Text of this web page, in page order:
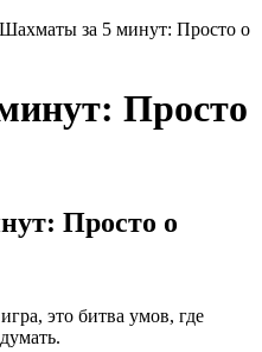
Шахматы за 5 минут: Просто о
Просто
Просто о
это битва умов, где